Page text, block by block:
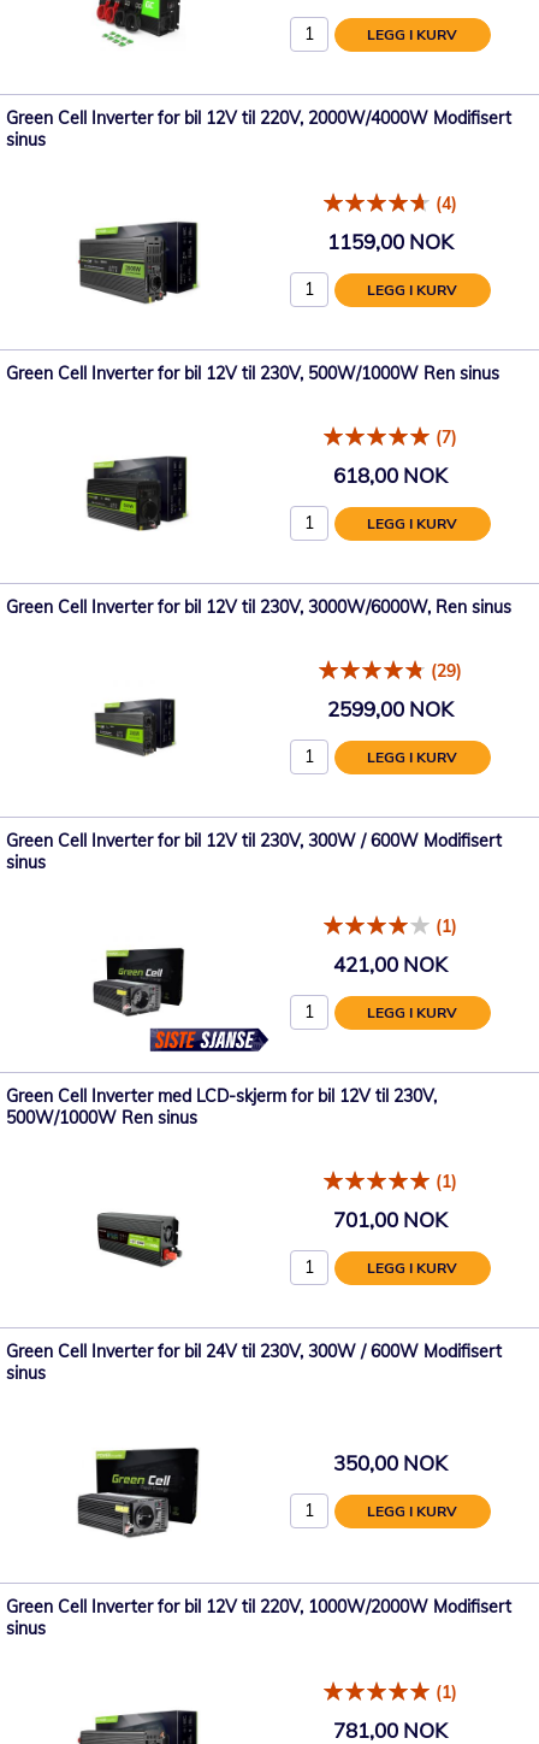
LEGG I KURV
Green Cell Inverter for bil 12V til 220V, 2000W/4000W Modifisert
sinus
(4)
1159,00 NOK
LEGG I KURV
Green Cell Inverter for bil 12V til 230V, 500W/1000W Ren sinus
(7)
618,00 NOK
LEGG I KURV
Green Cell Inverter for bil 12V til 230V, 3000W/6000W, Ren sinus
(29)
2599,00 NOK
LEGG I KURV
Green Cell Inverter for bil 12V til 230V, 300W / 600W Modifisert
sinus
(1)
421,00 NOK
LEGG I KURV
Green Cell Inverter med LCD-skjerm for bil 12V til 230V,
500W/1000W Ren sinus
(1)
701,00 NOK
LEGG I KURV
Green Cell Inverter for bil 24V til 230V, 300W / 600W Modifisert
sinus
350,00 NOK
LEGG I KURV
Green Cell Inverter for bil 12V til 220V, 1000W/2000W Modifisert
sinus
(1)
781,00 NOK